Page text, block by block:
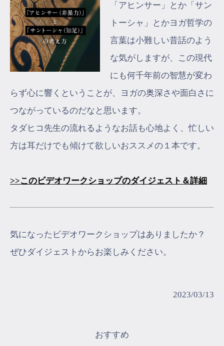
「アヒンサー」とか「サン
トーシャ」とかヨガ哲学の
言葉は小難しい昔話のよう
な気がしますが、この現代
にも何千年前の智慧が変わ
らず心に響くということが、ヨガの奥深さや面白さに
つながっているのだなと思います。
タダヒコ先生の流れるようなお話も心地よく、忙しい
方は耳だけでも傾けて欲しいおススメの１本です。
>>このビデオワークショップのダイジェスト＆詳細
気になったビデオワークショップはありましたか？
ぜひダイジェストからお楽しみください。
2023/03/13
おすすめ